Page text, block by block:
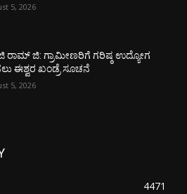
5, 2026
ರಾಮ್ ಜಿ: ಗ್ರಾಮೀಣರಿಗೆ ಗರಿಷ್ಠ ಉದ್ಯೋಗ
ಈಶ್ವರ ಖಂಡ್ರೆ ಸೂಚನೆ
5, 2026
4471